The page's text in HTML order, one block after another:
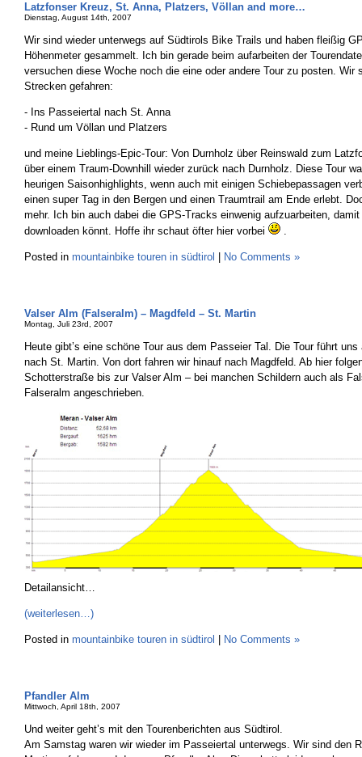
Latzfonser Kreuz, St. Anna, Platzers, Völlan and more…
Dienstag, August 14th, 2007
Wir sind wieder unterwegs auf Südtirols Bike Trails und haben fleißig
Höhenmeter gesammelt. Ich bin gerade beim aufarbeiten der
versuchen diese Woche noch die eine oder andere Tour zu posten. Wir
Strecken gefahren:
- Ins Passeiertal nach St. Anna
- Rund um Völlan und Platzers
und meine Lieblings-Epic-Tour: Von Durnholz über Reinswald zum
über einem Traum-Downhill wieder zurück nach Durnholz. Diese Tour
heurigen Saisonhighlights, wenn auch mit einigen Schiebepassagen
einen super Tag in den Bergen und einen Traumtrail am Ende erlebt.
mehr. Ich bin auch dabei die GPS-Tracks einwenig aufzuarbeiten,
downloaden könnt. Hoffe ihr schaut öfter hier vorbei
.
Posted in mountainbike touren in südtirol No Comments »
Valser Alm (Falseralm) – Magdfeld – St. Martin
Montag, Juli 23rd, 2007
Heute gibt’s eine schöne Tour aus dem Passeier Tal. Die Tour führt
nach St. Martin. Von dort fahren wir hinauf nach Magdfeld. Ab hier
Schotterstraße bis zur Valser Alm – bei manchen Schildern auch als
Falseralm angeschrieben.
Detailansicht…
(weiterlesen…)
Posted in mountainbike touren in südtirol No Comments »
Pfandler Alm
Mittwoch, April 18th, 2007
Und weiter geht’s mit den Tourenberichten aus Südtirol.
Am Samstag waren wir wieder im Passeiertal unterwegs. Wir sind den